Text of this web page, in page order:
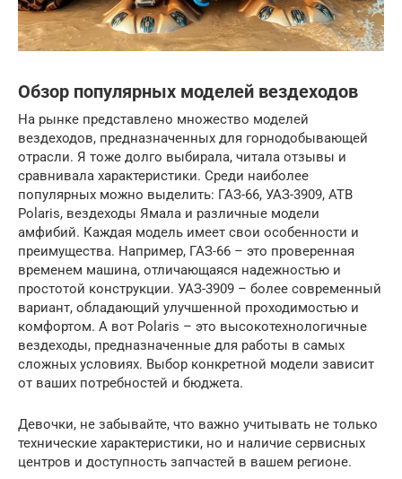
Обзор популярных моделей вездеходов
На рынке представлено множество моделей
вездеходов, предназначенных для горнодобывающей
отрасли. Я тоже долго выбирала, читала отзывы и
сравнивала характеристики. Среди наиболее
популярных можно выделить: ГАЗ-66, УАЗ-3909, АТВ
Polaris, вездеходы Ямала и различные модели
амфибий. Каждая модель имеет свои особенности и
преимущества. Например, ГАЗ-66 – это проверенная
временем машина, отличающаяся надежностью и
простотой конструкции. УАЗ-3909 – более современный
вариант, обладающий улучшенной проходимостью и
комфортом. А вот Polaris – это высокотехнологичные
вездеходы, предназначенные для работы в самых
сложных условиях. Выбор конкретной модели зависит
от ваших потребностей и бюджета.
Девочки, не забывайте, что важно учитывать не только
технические характеристики, но и наличие сервисных
центров и доступность запчастей в вашем регионе.